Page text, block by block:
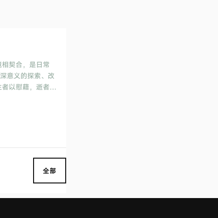
契合，是日常
意义的探索、改
以慰藉，逝者以
全部